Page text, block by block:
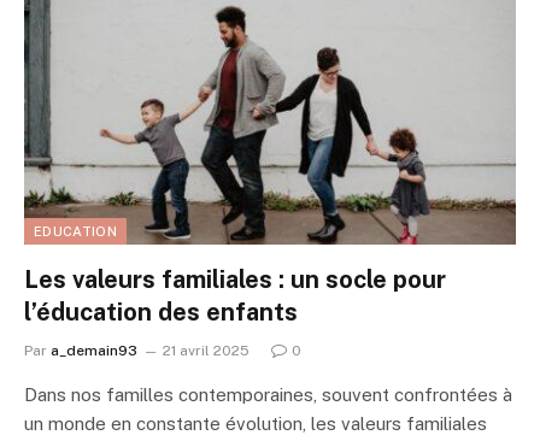
EDUCATION
Les valeurs familiales : un socle pour
l’éducation des enfants
Par a_demain93 21 avril 2025 0
Dans nos familles contemporaines, souvent confrontées à
un monde en constante évolution, les valeurs familiales